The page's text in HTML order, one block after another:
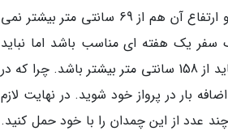
خارجی همخوانی دارد. ابعاد این چمدان به طور معمول بین 23 تا 27 اینچ است و ارتفاع آن هم از 69 سانتی متر بیشتر نمی
سفر یک هفته ای مناسب باشد اما نباید
فراموش کنید که برای تحویل آن به قسمت بار، مجموع طول، عرض و ارتفاع آن نباید از 158 سانتی متر بیشتر باشد. چرا که در
بار در پرواز خود شوید. در نهایت لازم
عدد از این چمدان را با خود حمل کنید.